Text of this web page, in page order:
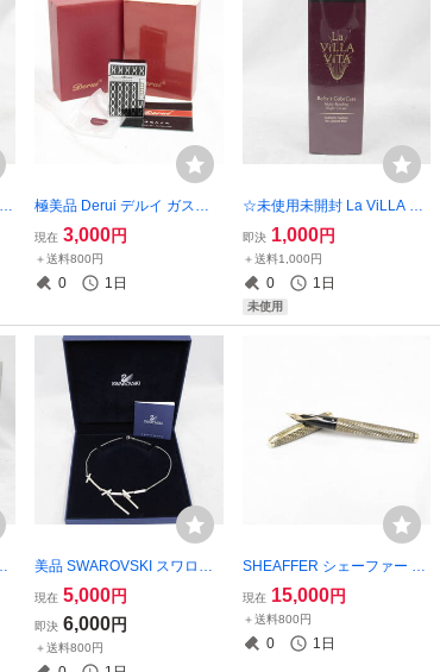
極美品 Derui デルイ ガスラ
イター ブラック シルバー ラ
インストーン ケース付き ロ
ーラー 喫煙具 火花確認済み
現状品 2505-K0069M(NT)
現在 3,000円
＋送料800円
0 1日
☆未使用未開封 La ViLLA ViT
A リ・ヘア カラーケア マル
チボンディングナイトクリー
ム 60g 2502-K0298③K(NT)
即決 1,000円
＋送料1,000円
0 1日
未使用
美品 SWAROVSKI スワロフ
スキー ネックレス クリスタ
ル バー ストレート シルバー
ケース付き レディース アク
セサリー 2511-K0042M(NT)
現在 5,000円
即決 6,000円
＋送料800円
SHEAFFER シェーファー 万
年筆 インペリアル ソボリン
K14 GF ゴールド カートリッ
ジ式 筆記用具 筆記具 文房具
現状品 2601-N0139M(NT)
現在 15,000円
＋送料800円
0 1日